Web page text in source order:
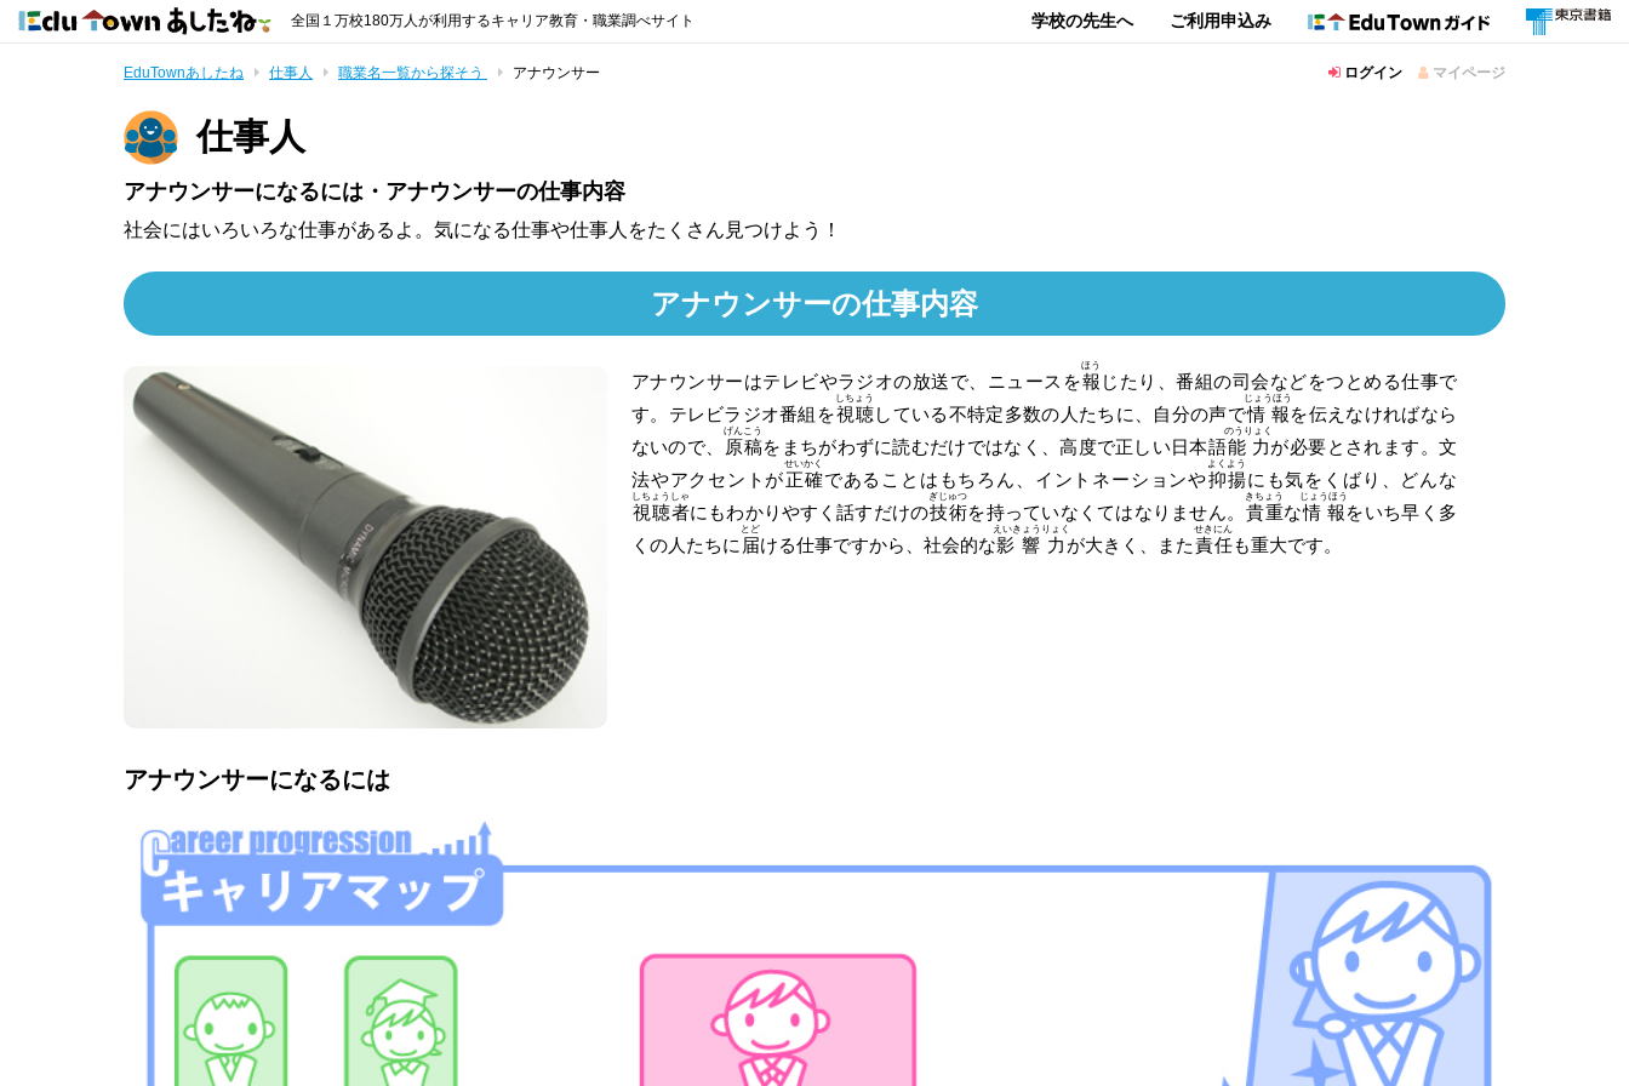
全国１万校180万人が利用するキャリア教育・職業調べサイト 学校の先生へ ご利用申込み
EduTownあしたね 仕事人 職業名一覧から探そう アナウンサー ログイン マイページ
仕事人
アナウンサーになるには・アナウンサーの仕事内容
社会にはいろいろな仕事があるよ。気になる仕事や仕事人をたくさん見つけよう！
アナウンサーの仕事内容
アナウンサーはテレビやラジオの放送で、ニュースを報
ほう
じたり、番組の司会などをつとめる仕事で
す。テレビラジオ番組を視聴
しちょう
している不特定多数の人たちに、自分の声で情報
じょうほう
を伝えなければなら
ないので、
原稿
げんこう
をまちがわずに読むだけではなく、高度で正しい日本語能力
のうりょく
が必要とされます。文
法やアクセントが正確
せいかく
であることはもちろん、イントネーションや抑揚
よくよう
にも気をくばり、どんな
視聴者
しちょうしゃ
にもわかりやすく話すだけの技術
ぎじゅつ
を持っていなくてはなりません。 貴重
きちょう
な情報
じょうほう
をいち早く多
くの人たちに 届
とど
ける仕事ですから、社会的な影響力
えいきょうりょく
が大きく、また責任
せきにん
も重大です。
アナウンサーになるには